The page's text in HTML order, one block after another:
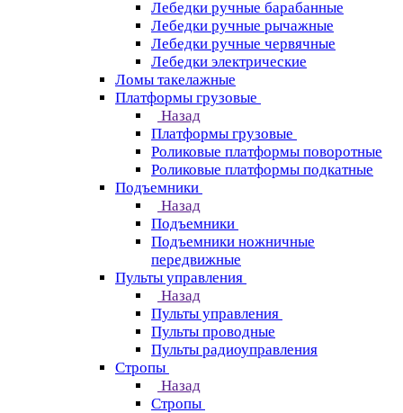
Лебедки ручные барабанные
Лебедки ручные рычажные
Лебедки ручные червячные
Лебедки электрические
Ломы такелажные
Платформы грузовые
Назад
Платформы грузовые
Роликовые платформы поворотные
Роликовые платформы подкатные
Подъемники
Назад
Подъемники
Подъемники ножничные
передвижные
Пульты управления
Назад
Пульты управления
Пульты проводные
Пульты радиоуправления
Стропы
Назад
Стропы